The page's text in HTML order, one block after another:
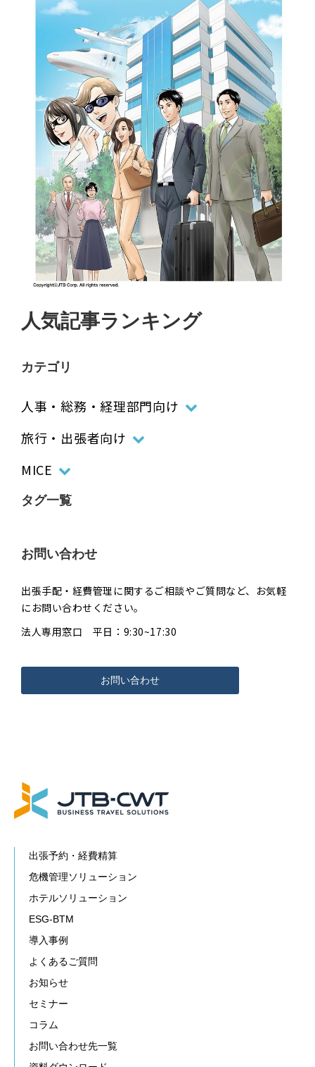
人気記事ランキング
カテゴリ
人事・総務・経理部門向け
旅行・出張者向け
MICE
タグ一覧
お問い合わせ
出張手配・経費管理に関するご相談やご質問など、お気軽
にお問い合わせください。
法人専用窓口 平日：9:30~17:30
お問い合わせ
出張予約・経費精算
危機管理ソリューション
ホテルソリューション
ESG-BTM
導入事例
よくあるご質問
お知らせ
セミナー
コラム
お問い合わせ先一覧